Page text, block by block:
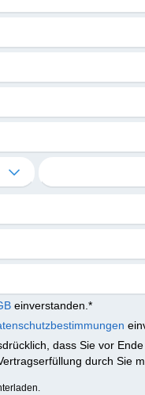
einverstanden.*
dass Sie vor
durch Sie